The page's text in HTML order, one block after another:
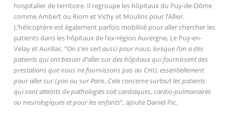
hospitalier de territoire. Il regroupe les hôpitaux du Puy-de-Dôme
comme Ambert ou Riom et Vichy et Moulins pour l’Allier.
L’hélicoptère est également parfois mobilisé pour aller chercher les
patients dans les hôpitaux de l’ex-région Auvergne, Le Puy-en-
Velay et Aurillac. “On s’en sert aussi pour nous, lorsque l’on a des
patients qui ont besoin d’aller sur des hôpitaux qui fournissent des
prestations que nous ne fournissons pas au CHU, essentiellement
pour aller sur Lyon ou sur Paris. Cela concerne surtout les patients
qui sont atteints de pathologies soit cardiaques, cardio-pulmonaires
ou neurologiques et pour les enfants”, ajoute Daniel Pic.